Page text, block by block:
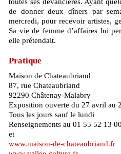
de donner deux dîners par
mercredi, pour recevoir artistes,
Sa vie de femme d’affaires lui
elle prétendait.
Pratique
Maison de Chateaubriand
87, rue Chateaubriand
92290 Châtenay-Malabry
Exposition ouverte du 27 avril au
Tous les jours sauf le lundi
Renseignements au 01 55 52 13 00
et
www.maison-de-chateaubriand.fr